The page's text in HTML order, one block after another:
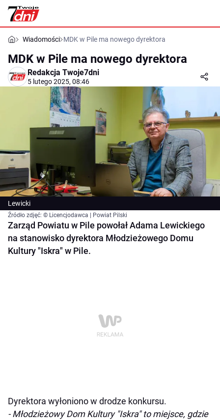
Wiadomości MDK w Pile ma nowego dyrektora
MDK w Pile ma nowego dyrektora
Redakcja Twoje7dni
5 lutego 2025, 08:46
Lewicki
Źródło zdjęć: © Licencjodawca | Powiat Pilski
Zarząd Powiatu w Pile powołał Adama Lewickiego
na stanowisko dyrektora Młodzieżowego Domu
Kultury "Iskra" w Pile.
Dyrektora wyłoniono w drodze konkursu.
- Młodzieżowy Dom Kultury "Iskra" to miejsce, gdzie